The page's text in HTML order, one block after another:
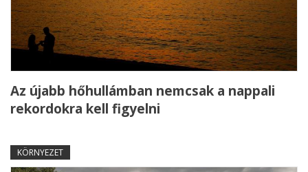
Az újabb hőhullámban nemcsak a nappali
rekordokra kell figyelni
KÖRNYEZET